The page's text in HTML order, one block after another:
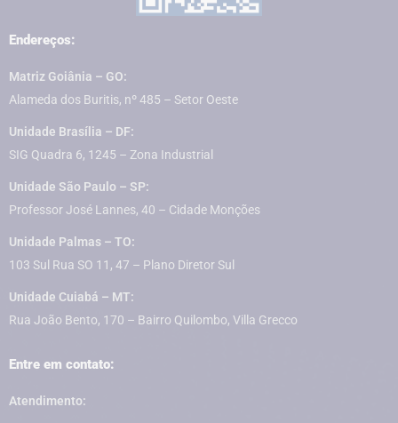
Endereços:
Matriz Goiânia – GO:
Alameda dos Buritis, nº 485 – Setor Oeste
Unidade Brasília – DF:
SIG Quadra 6, 1245 – Zona Industrial
Unidade São Paulo – SP:
Professor José Lannes, 40 – Cidade Monções
Unidade Palmas – TO:
103 Sul Rua SO 11, 47 – Plano Diretor Sul
Unidade Cuiabá – MT:
Rua João Bento, 170 – Bairro Quilombo, Villa Grecco
Entre em contato:
Atendimento: